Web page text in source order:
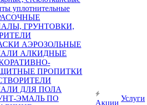
уплотнительные
ГРУНТОВКИ,
АЭРОЗОЛЬНЫЕ
АЛКИДНЫЕ
ПРОПИТКИ
ДЛЯ ПОЛА
ЭМАЛЬ ПО
Акции
Услуги